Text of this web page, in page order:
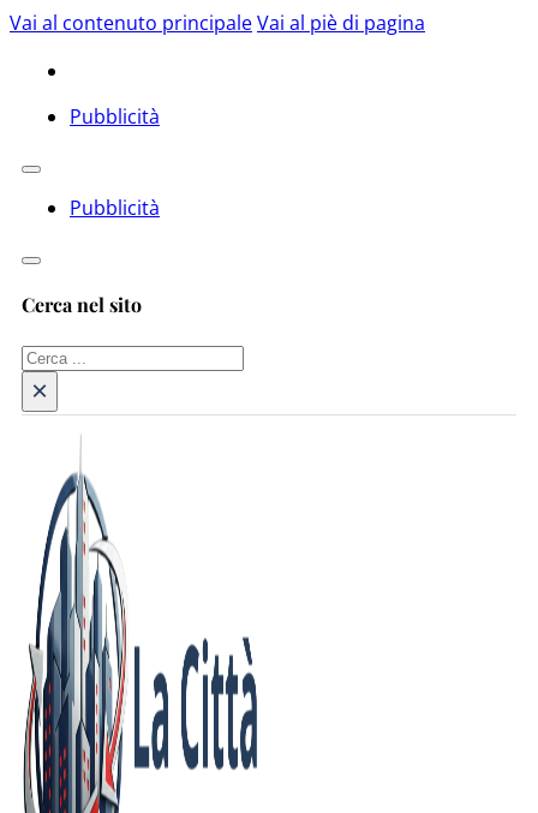
Vai al contenuto principaleVai al piè di pagina
Pubblicità
Pubblicità
Cerca nel sito
Cerca
×